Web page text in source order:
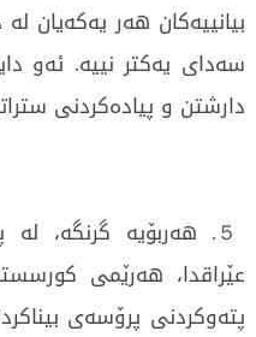
بیانییەکان هەر یەکەیان
سەدای یەکتر نییە. ئەو
دارشتن و پیادەکردنی
５. هەربۆیە گرنگە،
عێراقدا، هەرێمی
پتەوکردنی پرۆسەی